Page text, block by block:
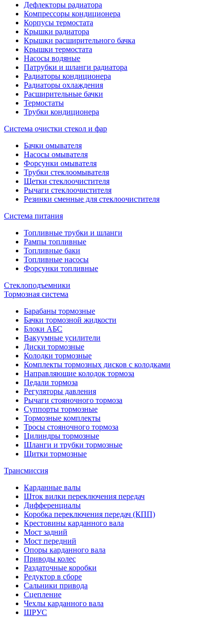
Дефлекторы радиатора
Компрессоры кондиционера
Корпусы термостата
Крышки радиатора
Крышки расширительного бачка
Крышки термостата
Насосы водяные
Патрубки и шланги радиатора
Радиаторы кондиционера
Радиаторы охлаждения
Расширительные бачки
Термостаты
Трубки кондиционера
Система очистки стекол и фар
Бачки омывателя
Насосы омывателя
Форсунки омывателя
Трубки стеклоомывателя
Щетки стеклоочистителя
Рычаги стеклоочистителя
Резинки сменные для стеклоочистителя
Система питания
Топливные трубки и шланги
Рампы топливные
Топливные баки
Топливные насосы
Форсунки топливные
Стеклоподъемники
Тормозная система
Барабаны тормозные
Бачки тормозной жидкости
Блоки АБС
Вакуумные усилители
Диски тормозные
Колодки тормозные
Комплекты тормозных дисков с колодками
Направляющие колодок тормоза
Педали тормоза
Регуляторы давления
Рычаги стояночного тормоза
Суппорты тормозные
Тормозные комплекты
Тросы стояночного тормоза
Цилиндры тормозные
Шланги и трубки тормозные
Щитки тормозные
Трансмиссия
Карданные валы
Шток вилки переключения передач
Дифференциалы
Коробка переключения передач (КПП)
Крестовины карданного вала
Мост задний
Мост передний
Опоры карданного вала
Приводы колес
Раздаточные коробки
Редуктор в сборе
Сальники привода
Сцепление
Чехлы карданного вала
ШРУС